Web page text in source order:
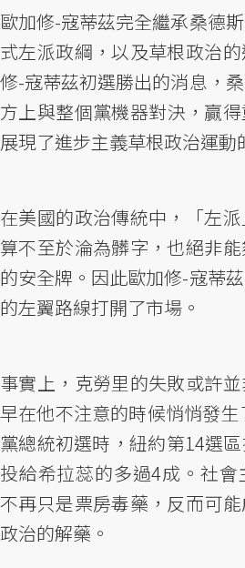
歐加修-寇蒂茲完全繼承桑德
式左派政綱，以及草根政治
修-寇蒂茲初選勝出的消息，
方上與整個黨機器對決，贏
展現了進步主義草根政治運動
在美國的政治傳統中，「左
算不至於淪為髒字，也絕非
的安全牌。因此歐加修-寇蒂
的左翼路線打開了市場。
事實上，克勞里的失敗或許
早在他不注意的時候悄悄發
黨總統初選時，紐約第14選
投給希拉蕊的多過4成。社
不再只是票房毒藥，反而可
政治的解藥。